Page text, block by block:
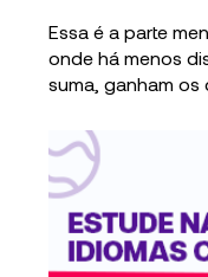
Essa é a parte
onde há menos
suma, ganham os